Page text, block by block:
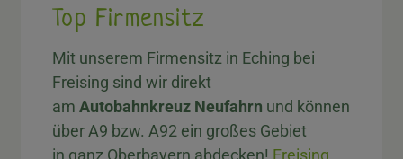
Top Firmensitz
Mit unserem Firmensitz in Eching bei
Freising sind wir direkt
amAutobahnkreuz Neufahrn und können
über A9 bzw. A92 ein großes Gebiet
in ganz Oberbayern abdecken! Freising,